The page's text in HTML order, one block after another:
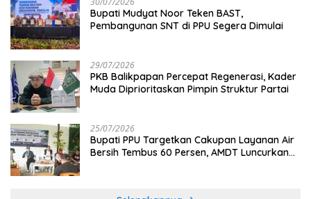
Bupati Mudyat Noor Teken BAST,
Pembangunan SNT di PPU Segera Dimulai
29/07/2026
PKB Balikpapan Percepat Regenerasi, Kader
Muda Diprioritaskan Pimpin Struktur Partai
25/07/2026
Bupati PPU Targetkan Cakupan Layanan Air
Bersih Tembus 60 Persen, AMDT Luncurkan